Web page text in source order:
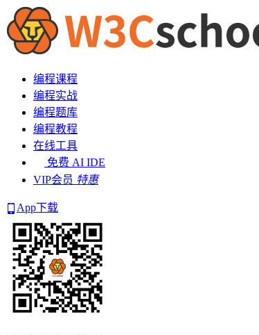
编程课程
编程实战
编程题库
编程教程
在线工具
免费 AI IDE
VIP会员 特惠
App下载